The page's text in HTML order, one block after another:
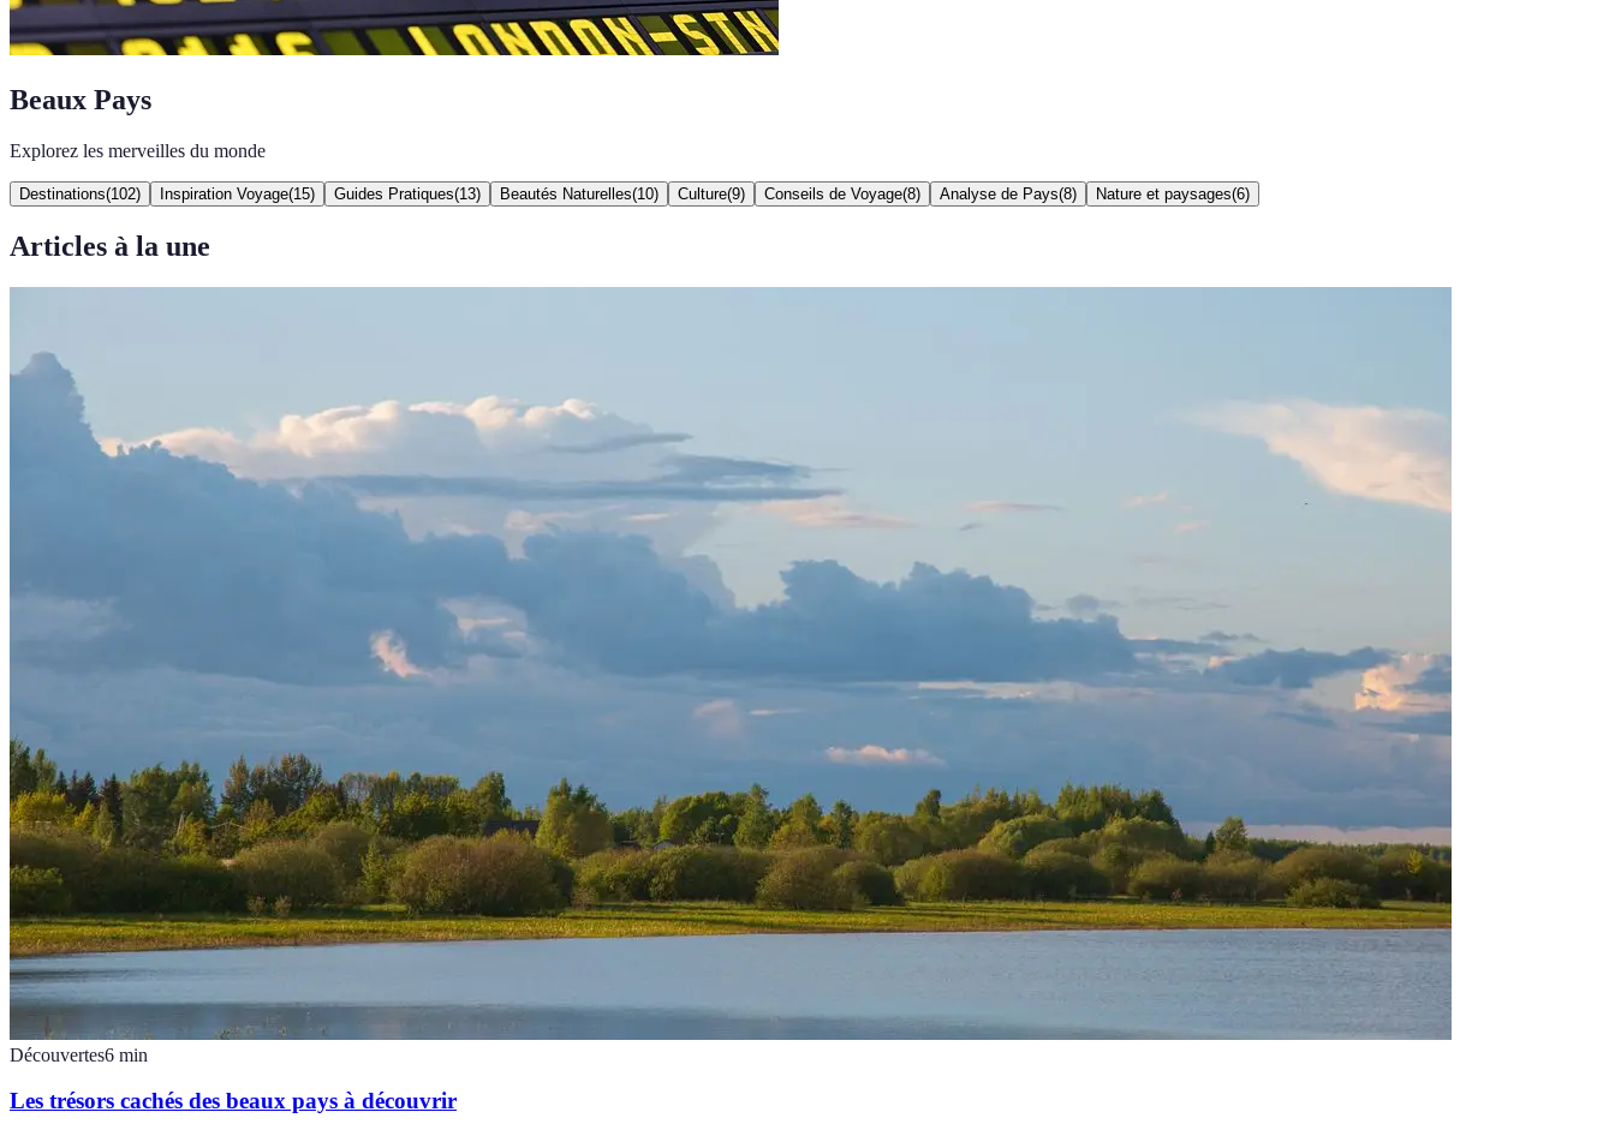
Beaux Pays
Explorez les merveilles du monde
Destinations(102) Inspiration Voyage(15) Guides Pratiques(13) Beautés Naturelles(10) Culture(9) Conseils de Voyage(8) Analyse de Pays(8) Nature et paysages(6)
Articles à la une
Découvertes6 min
Les trésors cachés des beaux pays à découvrir